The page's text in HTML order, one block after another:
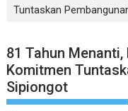
Tuntaskan
81 Tahun
Komitmen
Sipiongot